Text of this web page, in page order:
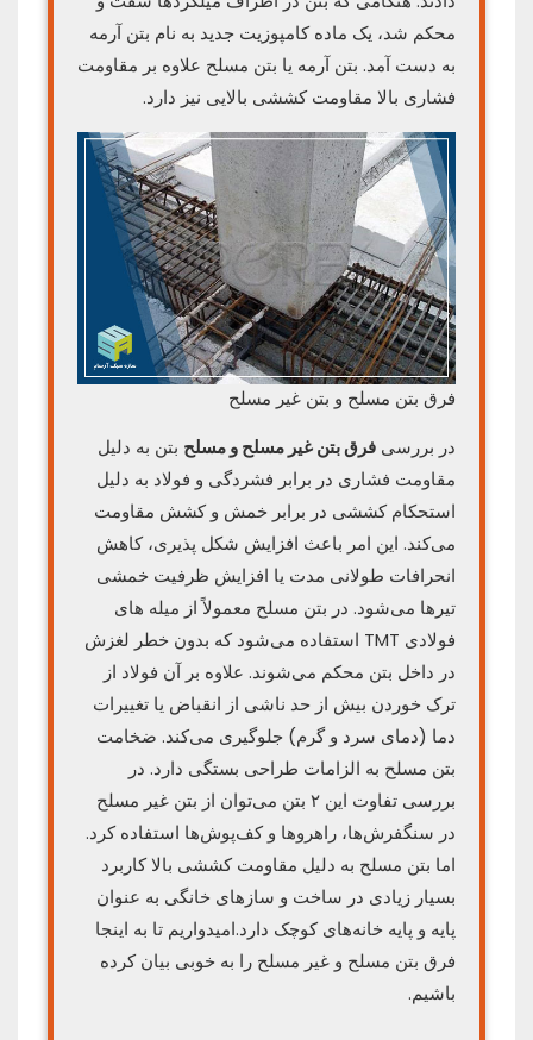
محکم شد، یک ماده کامپوزیت جدید به نام بتن آرمه
به دست آمد. بتن آرمه یا بتن مسلح علاوه بر مقاومت
فشاری بالا مقاومت کششی بالایی نیز دارد.
فرق بتن مسلح و بتن غیر مسلح
در بررسی فرق بتن غیر مسلح و مسلح بتن به دلیل
مقاومت فشاری در برابر فشردگی و فولاد به دلیل
استحکام کششی در برابر خمش و کشش مقاومت
می‌کند. این امر باعث افزایش شکل پذیری، کاهش
انحرافات طولانی مدت یا افزایش ظرفیت خمشی
تیرها می‌شود. در بتن مسلح معمولاً از میله های
فولادی TMT استفاده می‌شود که بدون خطر لغزش
در داخل بتن محکم می‌شوند. علاوه بر آن فولاد از
ترک خوردن بیش از حد ناشی از انقباض یا تغییرات
دما (دمای سرد و گرم) جلوگیری می‌کند. ضخامت
بتن مسلح به الزامات طراحی بستگی دارد. در
بررسی تفاوت این ۲ بتن می‌توان از بتن غیر مسلح
در سنگفرش‌ها، راهروها و کف‌پوش‌ها استفاده کرد.
اما بتن مسلح به دلیل مقاومت کششی بالا کاربرد
بسیار زیادی در ساخت و سازهای خانگی به عنوان
پایه و پایه خانه‌های کوچک دارد.امیدواریم تا به اینجا
فرق بتن مسلح و غیر مسلح را به خوبی بیان کرده
باشیم.